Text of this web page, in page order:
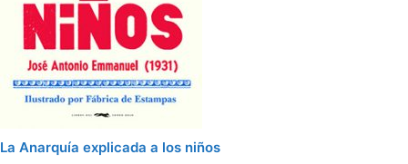
La Anarquía explicada a los niños